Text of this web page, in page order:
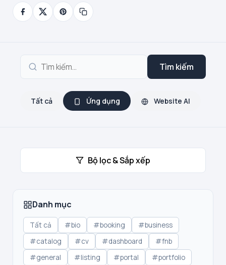
Tìm kiếm
Tất cả Ứng dụng Website AI
Bộ lọc & Sắp xếp
Danh mục
Tất cả #bio #booking
#business
#catalog
#cv #dashboard
#fnb
#general
#listing #portal
#portfolio